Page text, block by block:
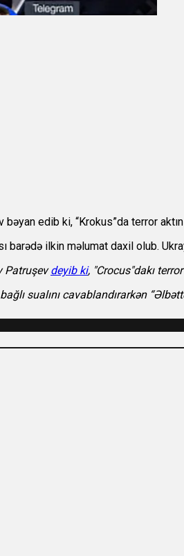
edib ki, “Krokus”da terror
ilkin məlumat daxil olub.
Patruşevdeyib ki, "Crocus"dakı
sualını cavablandırarkən